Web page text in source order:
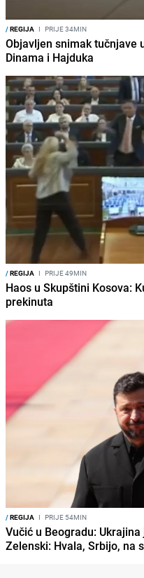
/REGIJA I PRIJE 34MIN
Objavljen snimak tučnjave
Dinama i Hajduka
/REGIJA I PRIJE 49MIN
Haos u Skupštini Kosova:
prekinuta
/REGIJA I PRIJE 54MIN
Vučić u Beogradu:
Zelenski: Hvala, Srbijo, na